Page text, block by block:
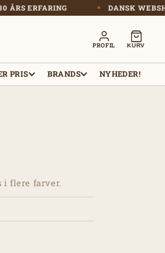
+30 ÅRS ERFARING DANSK
PROFIL KURV
PRIS BRANDS NYHEDER!
i flere farver.